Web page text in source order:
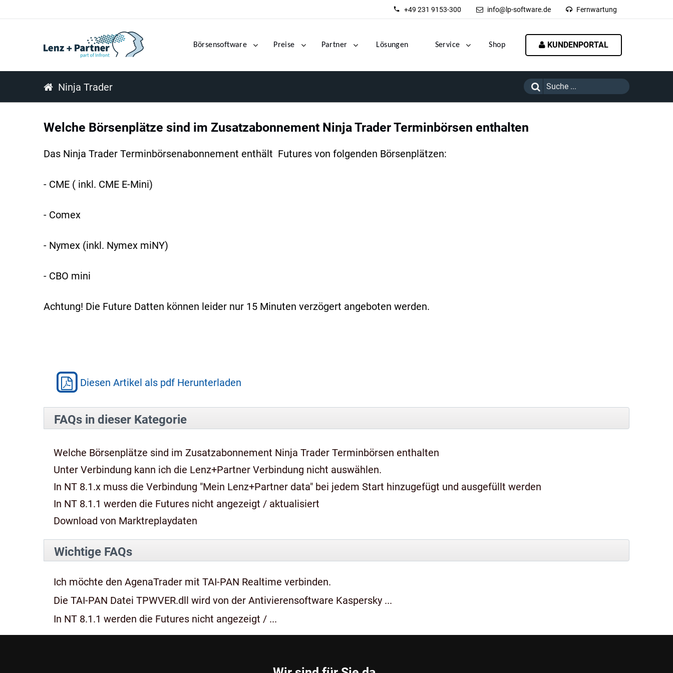
+49 231 9153-300 info@lp-software.de Fernwartung
Börsensoftware Preise Partner Lösungen Service Shop KUNDENPORTAL
Ninja Trader
Welche Börsenplätze sind im Zusatzabonnement Ninja Trader Terminbörsen enthalten
Das Ninja Trader Terminbörsenabonnement enthält Futures von folgenden Börsenplätzen:
- CME ( inkl. CME E-Mini)
- Comex
- Nymex (inkl. Nymex miNY)
- CBO mini
Achtung! Die Future Datten können leider nur 15 Minuten verzögert angeboten werden.
Diesen Artikel als pdf Herunterladen
FAQs in dieser Kategorie
Welche Börsenplätze sind im Zusatzabonnement Ninja Trader Terminbörsen enthalten
Unter Verbindung kann ich die Lenz+Partner Verbindung nicht auswählen.
In NT 8.1.x muss die Verbindung "Mein Lenz+Partner data" bei jedem Start hinzugefügt und ausgefüllt werden
In NT 8.1.1 werden die Futures nicht angezeigt / aktualisiert
Download von Marktreplaydaten
Wichtige FAQs
Ich möchte den AgenaTrader mit TAI-PAN Realtime verbinden.
Die TAI-PAN Datei TPWVER.dll wird von der Antivierensoftware Kaspersky ...
In NT 8.1.1 werden die Futures nicht angezeigt / ...